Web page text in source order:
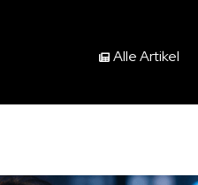
Alle Artikel